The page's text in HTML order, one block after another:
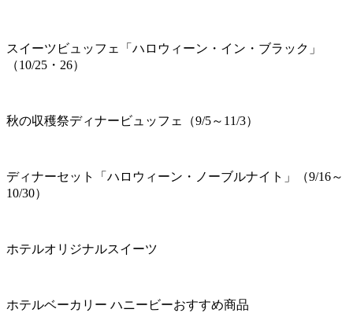
スイーツビュッフェ「ハロウィーン・イン・ブラック」
（10/25・26）
秋の収穫祭ディナービュッフェ（9/5～11/3）
ディナーセット「ハロウィーン・ノーブルナイト」（9/16～
10/30）
ホテルオリジナルスイーツ
ホテルベーカリー ハニービーおすすめ商品